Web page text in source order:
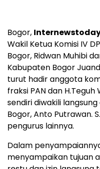
Bogor,
Wakil Ketua Komisi IV
Bogor, Ridwan Muhibi
Kabupaten Bogor
turut hadir anggota
fraksi PAN dan H.Teguh
sendiri diwakili
Bogor, Anto Putrawan.
pengurus lainnya.
Dalam
menyampaikan tujuan